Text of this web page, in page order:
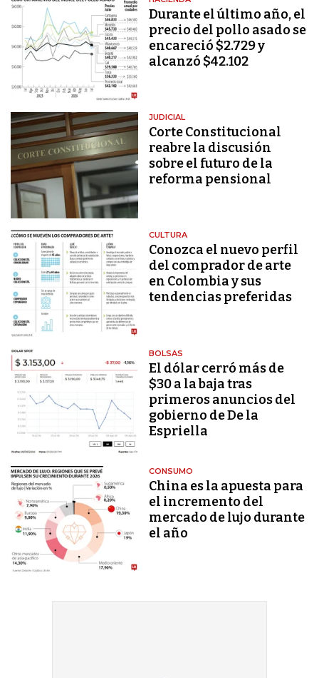
Durante el último año, el
precio del pollo asado se
encareció $2.729 y
alcanzó $42.102
JUDICIAL
Corte Constitucional
reabre la discusión
sobre el futuro de la
reforma pensional
CULTURA
Conozca el nuevo perfil
del comprador de arte
en Colombia y sus
tendencias preferidas
BOLSAS
El dólar cerró más de
$30 a la baja tras
primeros anuncios del
gobierno de De la
Espriella
CONSUMO
China es la apuesta para
el incremento del
mercado de lujo durante
el año